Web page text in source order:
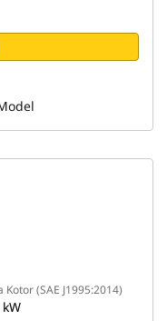
Kotor (SAE J1995:2014)